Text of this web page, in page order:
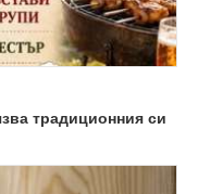
традиционния си